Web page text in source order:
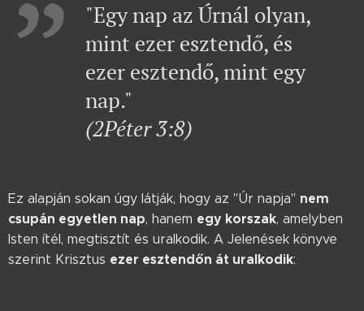
"Egy nap az Úrnál olyan,
mint ezer esztendő, és
ezer esztendő, mint egy
nap."
(2Péter 3:8)
Ez alapján sokan úgy látják, hogy az "Úr napja" nem
csupán egyetlen nap, hanem egy korszak, amelyben
Isten ítél, megtisztít és uralkodik. A Jelenések könyve
szerint Krisztus ezer esztendőn át uralkodik: